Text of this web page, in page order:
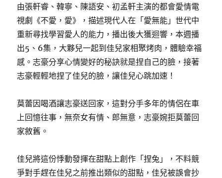
由張軒睿、韓寧、陳語安、初孟軒主演的都會愛情電
視劇《不愛，愛》，描述現代人在「愛無能」世代中
重新尋找學習愛人的能力，播出後大獲迴響，本週播
出5、6集，大夥兒一起到佳兒家相聚烤肉，體驗幸福
感。志豪分享心情變好的秘訣就是捏自己的臉，接著
志豪輕輕地捏了佳兒的臉，讓佳兒心跳加速！
莫蕾因喝酒讓志豪送回家，這對分手多年的情侶在車
上回憶往事，無奈女有情、郎無意，志豪婉拒莫蕾回
家敘舊。
佳兒將這份悸動發揮在甜點上創作「捏兔」，不料競
爭對手趕在佳兒之前推出類似的甜點，佳兒被誤會抄